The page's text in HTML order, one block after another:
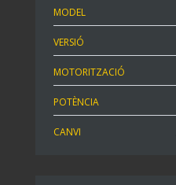
MODEL
VERSIÓ
MOTORITZACIÓ
POTÈNCIA
CANVI